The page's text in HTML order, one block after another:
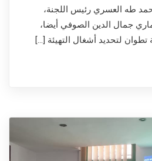
طه العسري رئيس اللجنة،
جمال الدين الصوفي أيضا،
تطوان لتحديد أشغال التهيئة […]